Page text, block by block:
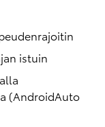
istuin
(AndroidAuto